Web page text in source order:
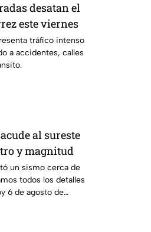
desatan el
este viernes
tráfico intenso
a accidentes, calles
al sureste
y magnitud
un sismo cerca de
todos los detalles
6 de agosto de